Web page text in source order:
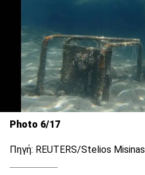
Photo 6/17
Πηγή: REUTERS/Stelios Misinas